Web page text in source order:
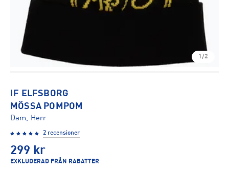
1/2
IF ELFSBORG
MÖSSA POMPOM
Dam, Herr
2 recensioner
299 kr
EXKLUDERAD FRÅN RABATTER